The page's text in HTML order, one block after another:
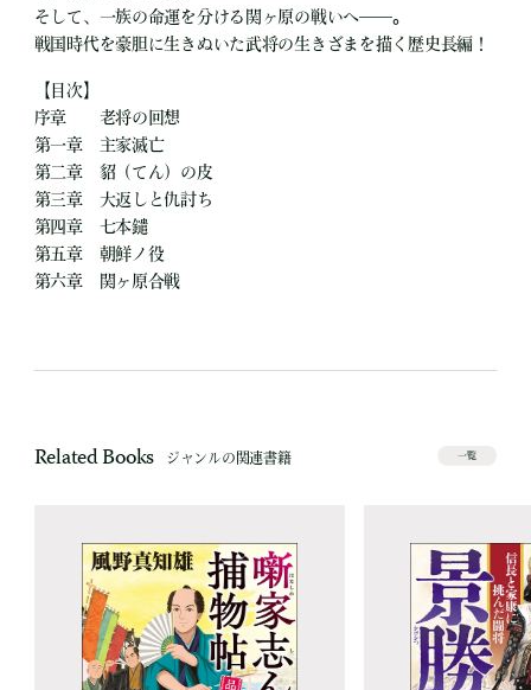
そして、一族の命運を分ける関ヶ原の戦いへ――。
戦国時代を豪胆に生きぬいた武将の生きざまを描く歴史長編！
【目次】
序章 老将の回想
第一章 主家滅亡
第二章 貂（てん）の皮
第三章 大返しと仇討ち
第四章 七本鑓
第五章 朝鮮ノ役
第六章 関ヶ原合戦
Related Books ジャンルの関連書籍 一覧